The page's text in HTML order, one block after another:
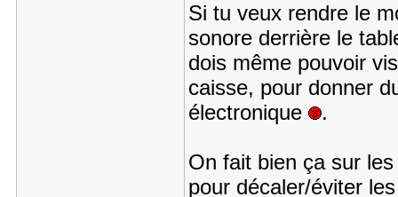
Si tu veux rendre le
sonore derrière le
dois même pouvoir
caisse, pour donner
électronique
.
On fait bien ça sur
pour décaler/éviter